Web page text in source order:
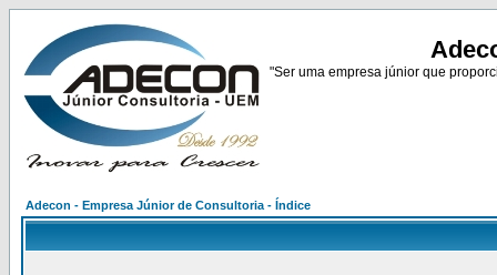
"Ser uma empresa júnior que
Adecon - Empresa Júnior de Consultoria - Índice